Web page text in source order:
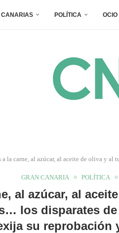
CANARIAS POLÍTICA
a la carne, al azúcar, al aceite de oliva y
GRAN CANARIA POLÍTICA
al azúcar, al
los disparates
su reprobación